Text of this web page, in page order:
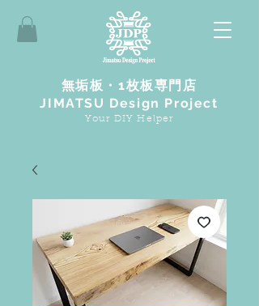
無垢板・1枚板専門店
JIMATSU Design Project
Your DIY Helper